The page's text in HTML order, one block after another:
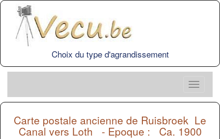
Choix du type d'agrandissement
Carte postale ancienne de Ruisbroek Le
Canal vers Loth - Epoque : Ca. 1900